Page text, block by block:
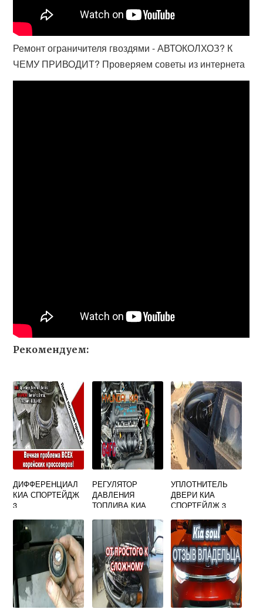
Ремонт ограничителя гвоздями - АВТОКОЛХОЗ? К
ЧЕМУ ПРИВОДИТ? Проверяем советы из интернета
Рекомендуем:
ДИФФЕРЕНЦИАЛ
КИА СПОРТЕЙДЖ
3
РЕГУЛЯТОР
ДАВЛЕНИЯ
ТОПЛИВА КИА
УПЛОТНИТЕЛЬ
ДВЕРИ КИА
СПОРТЕЙДЖ 3